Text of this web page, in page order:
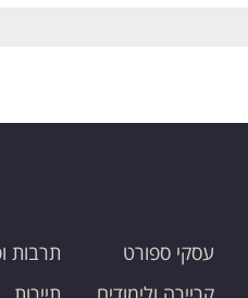
עסקי ספורט
תרבות